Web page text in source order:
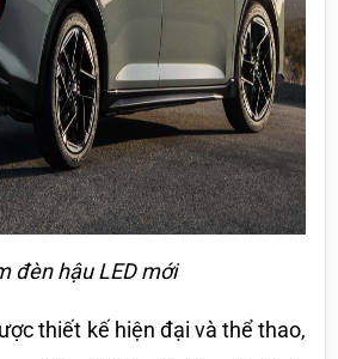
đèn hậu LED mới
thiết kế hiện đại và thể thao,